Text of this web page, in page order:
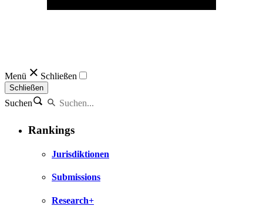
Menü Schließen
Schließen
Suchen
Rankings
Jurisdiktionen
Submissions
Research+